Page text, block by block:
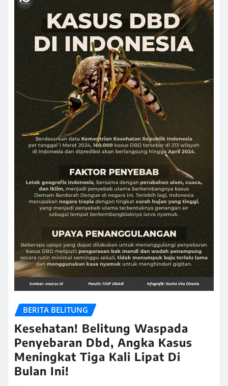
BERITA BELITUNG
Kesehatan! Belitung Waspada
Penyebaran Dbd, Angka Kasus
Meningkat Tiga Kali Lipat Di
Bulan Ini!